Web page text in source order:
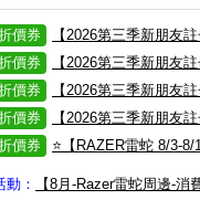
價券
【2026第三季新朋友
價券
【2026第三季新朋友
價券
【2026第三季新朋友
價券
【2026第三季新朋友
價券
⭐【RAZER雷蛇 8/3-
動： 【8月-Razer雷蛇周邊-消